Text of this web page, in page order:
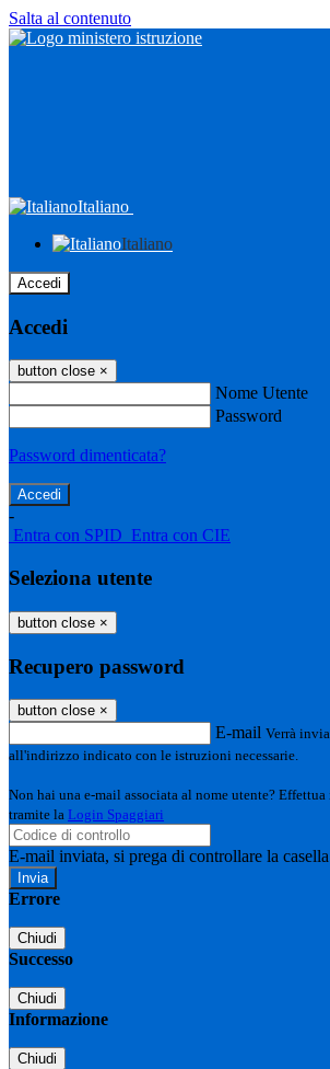
Salta al contenuto
Italiano
Italiano
Accedi
Accedi
button close ×
Nome Utente
Password
Password dimenticata?
-
Entra con SPID Entra con CIE
Seleziona utente
button close ×
Recupero password
button close ×
E-mail Verrà
all'indirizzo indicato con le istruzioni necessarie.
Non hai una e-mail associata al nome utente?
tramite la Login Spaggiari
E-mail inviata, si prega di controllare la
Errore
Chiudi
Successo
Chiudi
Informazione
Chiudi